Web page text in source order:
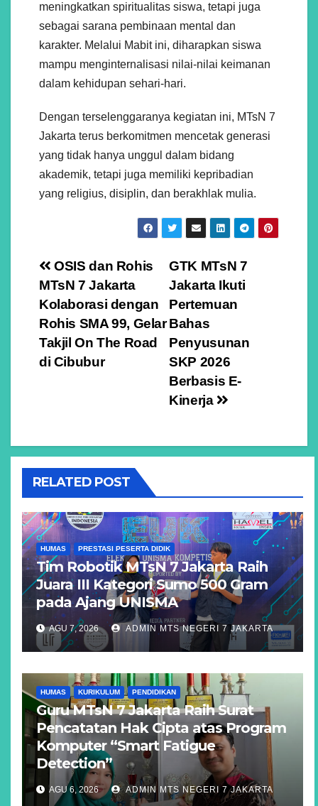
meningkatkan spiritualitas siswa, tetapi juga
sebagai sarana pembinaan mental dan
karakter. Melalui Mabit ini, diharapkan siswa
mampu menginternalisasi nilai-nilai keimanan
dalam kehidupan sehari-hari.
Dengan terselenggaranya kegiatan ini, MTsN 7
Jakarta terus berkomitmen mencetak generasi
yang tidak hanya unggul dalam bidang
akademik, tetapi juga memiliki kepribadian
yang religius, disiplin, dan berakhlak mulia.
Navigasi
pos
GTK MTsN 7
Jakarta Ikuti
Pertemuan
Bahas
Penyusunan
SKP 2026
Berbasis E-
Kinerja
OSIS dan Rohis
MTsN 7 Jakarta
Kolaborasi dengan
Rohis SMA 99, Gelar
Takjil On The Road
di Cibubur
RELATED POST
HUMAS PRESTASI PESERTA DIDIK
Tim Robotik MTsN 7 Jakarta Raih
Juara III Kategori Sumo 500 Gram
pada Ajang UNISMA
AGU 7, 2026 ADMIN MTS NEGERI 7 JAKARTA
HUMAS KURIKULUM PENDIDIKAN
Guru MTsN 7 Jakarta Raih Surat
Pencatatan Hak Cipta atas Program
Komputer “Smart Fatigue
Detection”
AGU 6, 2026 ADMIN MTS NEGERI 7 JAKARTA